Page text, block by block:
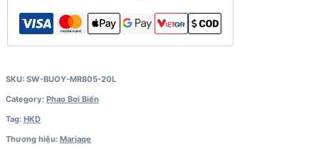
SKU: SW-BUOY-MR805-20L
Category: Phao Bơi Biển
Tag: HKD
Thương hiệu: Marjaqe